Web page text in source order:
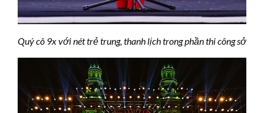
Quý cô 9x với nét trẻ trung, thanh lịch trong phần thi công sở